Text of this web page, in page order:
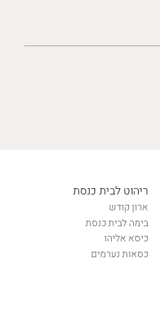
(חובה)
ריהוט לבית כנסת
ארון קודש
בימה לבית כנסת
כיסא אליהו
כסאות נערמים